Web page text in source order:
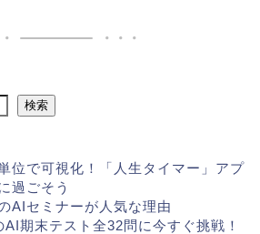
検索
位で可視化！「人生タイマー」アプ
過ごそう
AIセミナーが人気な理由
期末テスト全32問に今すぐ挑戦！